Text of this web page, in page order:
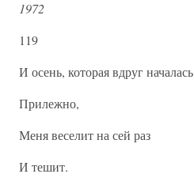
1972
119
И осень, которая вдруг началась
Прилежно,
Меня веселит на сей раз
И тешит.